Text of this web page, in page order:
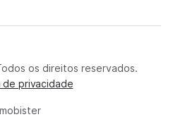
os direitos reservados.
de privacidade
mobister